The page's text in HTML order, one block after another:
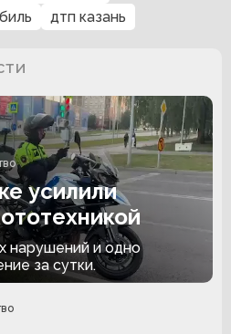
дтп казань
усилили
нарушений и одно
за сутки.